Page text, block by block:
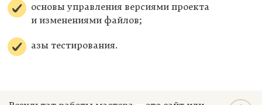
основы управления версиями проекта
и изменениями файлов;
азы тестирования.